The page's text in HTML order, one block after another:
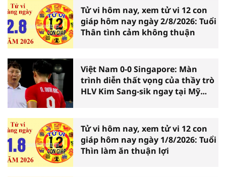
Tử vi hôm nay, xem tử vi 12 con
giáp hôm nay ngày 2/8/2026: Tuổi
Thân tình cảm không thuận
Việt Nam 0-0 Singapore: Màn
trình diễn thất vọng của thầy trò
HLV Kim Sang-sik ngay tại Mỹ
Tử vi hôm nay, xem tử vi 12 con
giáp hôm nay ngày 1/8/2026: Tuổi
Thìn làm ăn thuận lợi